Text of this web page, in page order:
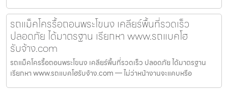
รถแม็คโครรื้อถอนพระโขนง เคลียร์พื้นที่รวดเร็ว
ปลอดภัย ได้มาตรฐาน เรียกหา www.รถแบคโฮ
รับจ้าง.com
รถแม็คโครรื้อถอนพระโขนง เคลียร์พื้นที่รวดเร็ว ปลอดภัย ได้มาตรฐาน
เรียกหา www.รถแบคโฮรับจ้าง.com — ไม่ว่าหน้างานจะแคบหรือ